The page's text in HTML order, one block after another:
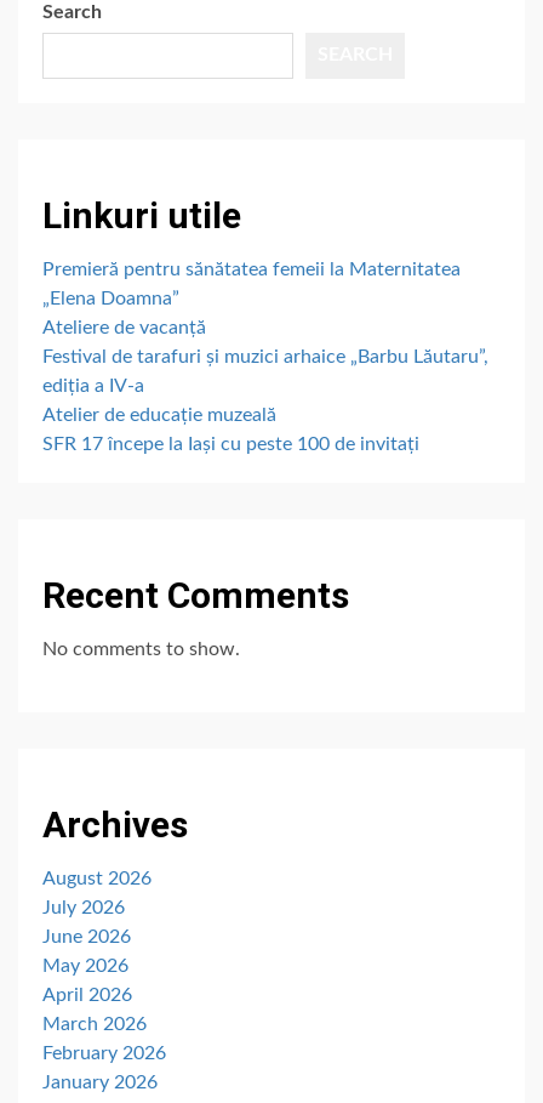
Search
Linkuri utile
Premieră pentru sănătatea femeii la Maternitatea
„Elena Doamna”
Ateliere de vacanță
Festival de tarafuri și muzici arhaice „Barbu Lăutaru”,
ediția a IV-a
Atelier de educație muzeală
SFR 17 începe la Iași cu peste 100 de invitați
Recent Comments
No comments to show.
Archives
August 2026
July 2026
June 2026
May 2026
April 2026
March 2026
February 2026
January 2026